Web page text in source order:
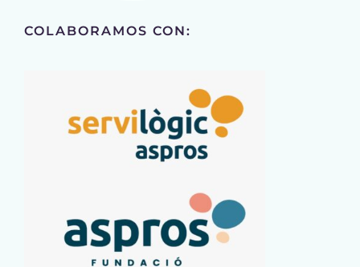
COLABORAMOS CON: